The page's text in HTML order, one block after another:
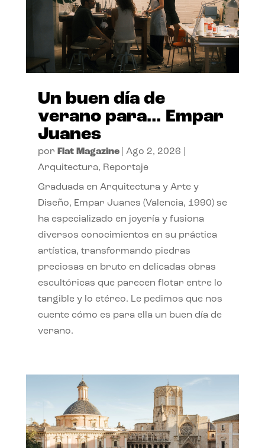
Un buen día de
verano para… Empar
Juanes
por Flat Magazine| Ago 2, 2026
Arquitectura, Reportaje
Graduada en Arquitectura y Arte y
Diseño, Empar Juanes (Valencia, 1990) se
ha especializado en joyería y fusiona
diversos conocimientos en su práctica
artística, transformando piedras
preciosas en bruto en delicadas obras
escultóricas que parecen flotar entre lo
tangible y lo etéreo. Le pedimos que nos
cuente cómo es para ella un buen día de
verano.